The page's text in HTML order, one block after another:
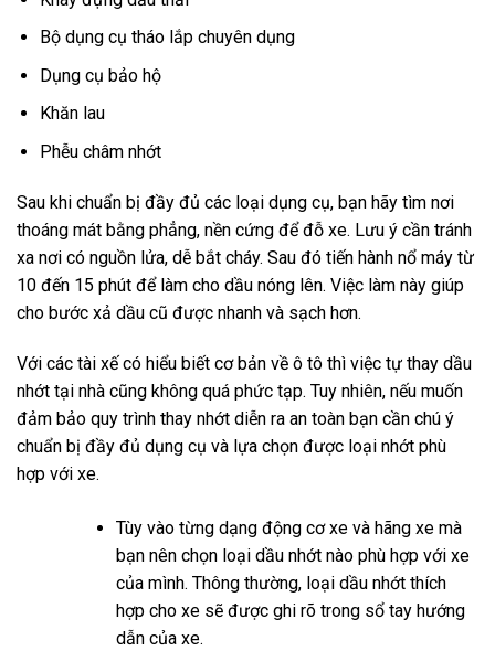
Bộ dụng cụ tháo lắp chuyên dụng
Dụng cụ bảo hộ
Khăn lau
Phễu châm nhớt
Sau khi chuẩn bị đầy đủ các loại dụng cụ, bạn hãy tìm nơi
thoáng mát bằng phẳng, nền cứng để đỗ xe. Lưu ý cần tránh
xa nơi có nguồn lửa, dễ bắt cháy. Sau đó tiến hành nổ máy từ
10 đến 15 phút để làm cho dầu nóng lên. Việc làm này giúp
cho bước xả dầu cũ được nhanh và sạch hơn.
Với các tài xế có hiểu biết cơ bản về ô tô thì việc tự thay dầu
nhớt tại nhà cũng không quá phức tạp. Tuy nhiên, nếu muốn
đảm bảo quy trình thay nhớt diễn ra an toàn bạn cần chú ý
chuẩn bị đầy đủ dụng cụ và lựa chọn được loại nhớt phù
hợp với xe.
Tùy vào từng dạng động cơ xe và hãng xe mà
bạn nên chọn loại dầu nhớt nào phù hợp với xe
của mình. Thông thường, loại dầu nhớt thích
hợp cho xe sẽ được ghi rõ trong sổ tay hướng
dẫn của xe.